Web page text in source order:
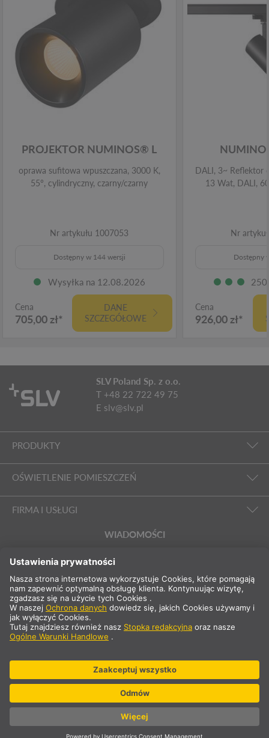
PROJEKTOR NUMINOS® L
oprawa sufitowa wpuszczana, 3000 K,
55°, cylindryczny, czarny/czarny
Nr artykułu 1007053
Dostępny w 144 wersji
Wysyłka na 12.08.2026
Cena
705,00 zł*
DANE
SZCZEGÓŁOWE
DALI, 3~ Reflektor
13 Wat, DALI,
Nr
Dostępny
Cena
926,00 zł*
SLV Poland Sp. z o.o.
T +48 22 722 49 75
E slv@slv.pl
PRODUKTY
OŚWIETLENIE POMIESZCZEŃ
FIRMA I USŁUGI
WIADOMOŚCI
Wybierz kraj
* nie zawiera 23% VAT i kosztów wysyłki .Cena tylko dla klientów
komercyjnych/zarejestrowanych.
** Podane wartości stanowią średnie czasy dostawy i odnoszą się
do standardowych dostaw na terenie Europy kontynentalnej i pod
mogą mieć dłuższy czas dostawy.
© SLV Germany 2026. Wszelkie prawa zastrzeżone
Ustawienia plików cookie